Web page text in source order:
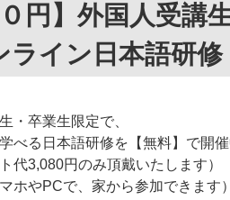
０円】外国人受講
ライン日本語研修
・卒業生限定で、
べる日本語研修を【無料】で開催
代3,080円のみ頂戴いたします）
ホやPCで、家から参加できます）